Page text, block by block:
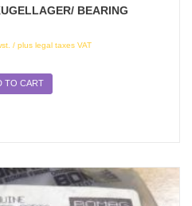
BEARING
/ plus legal taxes VAT
TO CART